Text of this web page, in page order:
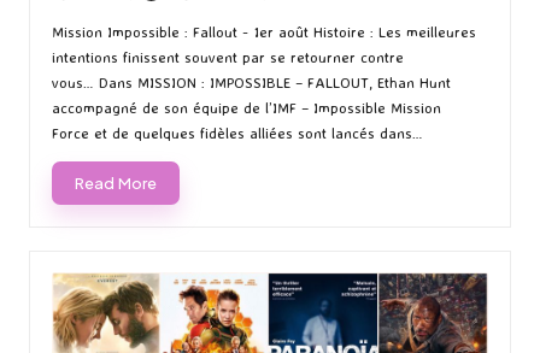
by
in
Mission Impossible : Fallout - 1er août Histoire : Les meilleures
intentions finissent souvent par se retourner contre
vous… Dans MISSION : IMPOSSIBLE – FALLOUT, Ethan Hunt
accompagné de son équipe de l’IMF – Impossible Mission
Force et de quelques fidèles alliées sont lancés dans…
Read More